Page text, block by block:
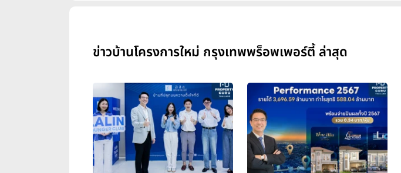
ข่าวบ้านโครงการใหม่ กรุงเทพพร็อพเพอร์ตี้ ล่าสุด